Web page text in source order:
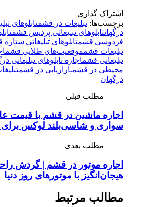
اشتراک گذاری
برچسب‌ها: تبلیغات در قشمتابلوهای
درگهانتابلوهای تبلیغاتی پردیس قشم
فردوسی قشمتابلوهای تبلیغاتی
تبلیغات قشمموقعیت‌های طلایی قشم
تبلیغاتی قشماجاره تابلوهای تبلیغاتی
محیطی در قشمبازاریابی در قشم
درگهان
مطلب قبلی
اجاره ماشین در قشم با قیمت
سواری و شاسی‌بلند لوکس
مطلب بعدی
اجاره موتور در قشم | گردش
هیجان‌انگیز با موتورهای روز دنیا
مطالب مرتبط